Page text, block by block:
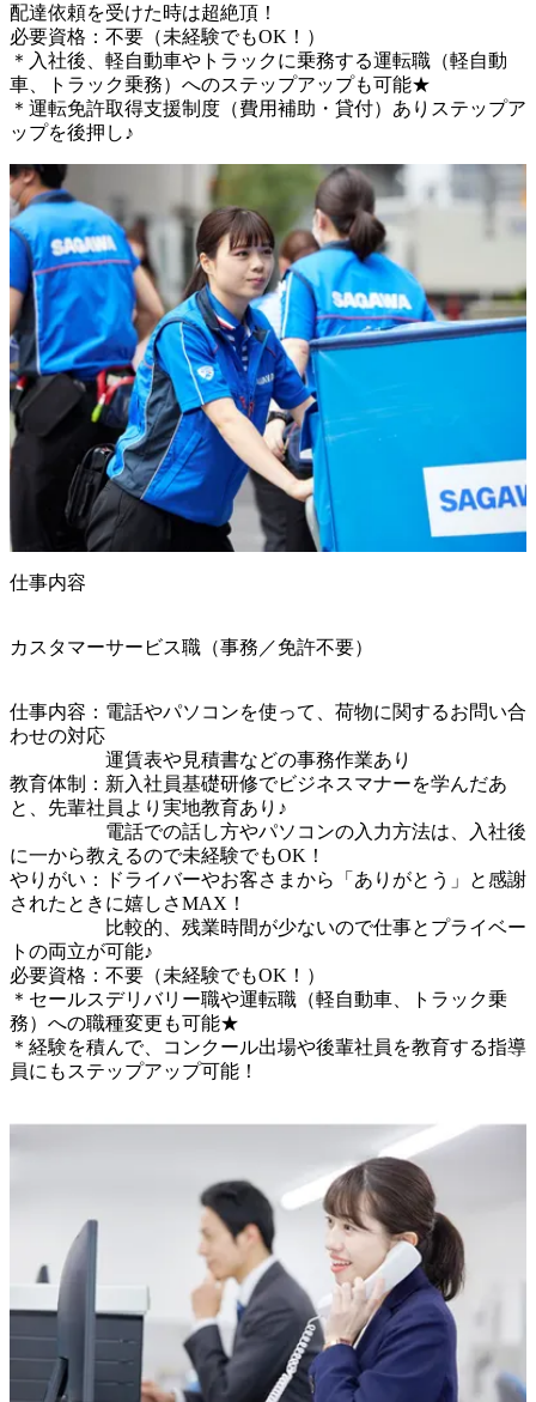
配達依頼を受けた時は超絶頂！
必要資格：不要（未経験でもOK！）
＊入社後、軽自動車やトラックに乗務する運転職（軽自動
車、トラック乗務）へのステップアップも可能★
＊運転免許取得支援制度（費用補助・貸付）ありステップア
ップを後押し♪
仕事内容
カスタマーサービス職（事務／免許不要）
仕事内容：電話やパソコンを使って、荷物に関するお問い合
わせの対応
運賃表や見積書などの事務作業あり
教育体制：新入社員基礎研修でビジネスマナーを学んだあ
と、先輩社員より実地教育あり♪
電話での話し方やパソコンの入力方法は、入社後
に一から教えるので未経験でもOK！
やりがい：ドライバーやお客さまから「ありがとう」と感謝
されたときに嬉しさMAX！
比較的、残業時間が少ないので仕事とプライベー
トの両立が可能♪
必要資格：不要（未経験でもOK！）
＊セールスデリバリー職や運転職（軽自動車、トラック乗
務）への職種変更も可能★
＊経験を積んで、コンクール出場や後輩社員を教育する指導
員にもステップアップ可能！